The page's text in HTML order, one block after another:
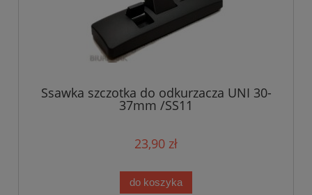
Ssawka szczotka do odkurzacza UNI 30-
37mm /SS11
23,90 zł
do koszyka